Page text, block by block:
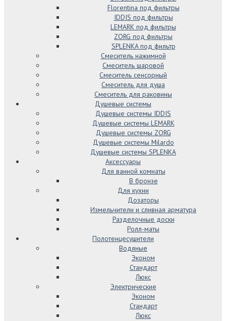
Florentina под фильтры
IDDIS под фильтры
LEMARK под фильтры
ZORG под фильтры
SPLENKA под фильтр
Смеситель нажимной
Смеситель шаровой
Смеситель сенсорный
Смеситель для душа
Смеситель для раковины
Душевые системы
Душевые системы IDDIS
Душевые системы LEMARK
Душевые системы ZORG
Душевые системы Milardo
Душевые системы SPLENKA
Аксессуары
Для ванной комнаты
В бронзе
Для кухни
Дозаторы
Измельчители и сливная арматура
Разделочные доски
Ролл-маты
Полотенцесушители
Водяные
Эконом
Стандарт
Люкс
Электрические
Эконом
Стандарт
Люкс